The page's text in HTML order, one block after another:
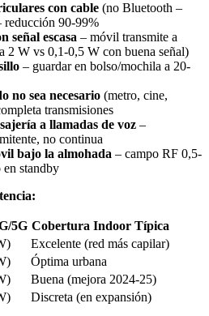
con cable (no Bluetooth –
reducción 90-99%
señal escasa – móvil transmite a
2 W vs 0,1-0,5 W con buena señal)
– guardar en bolso/mochila a 20-
no sea necesario (metro, cine,
transmisiones
a llamadas de voz –
no continua
bajo la almohada – campo RF 0,5-
standby
5G Cobertura Indoor Típica
Excelente (red más capilar)
Óptima urbana
Buena (mejora 2024-25)
Discreta (en expansión)